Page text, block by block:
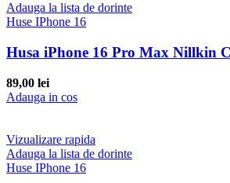
Adauga la lista de dorinte
Huse IPhone 16
Husa iPhone 16 Pro Max Nillkin
89,00 lei
Adauga in cos
Vizualizare rapida
Adauga la lista de dorinte
Huse IPhone 16